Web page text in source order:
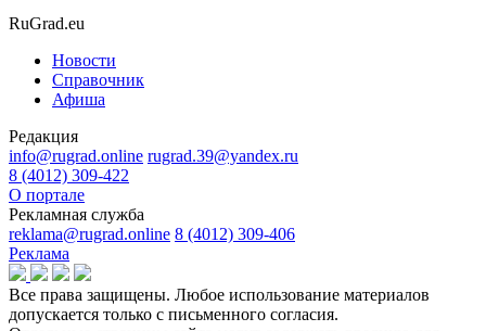
RuGrad.eu
Новости
Справочник
Афиша
Редакция
info@rugrad.online rugrad.39@yandex.ru
8 (4012) 309-422
О портале
Рекламная служба
reklama@rugrad.online 8 (4012) 309-406
Реклама
Все права защищены. Любое использование материалов
допускается только с письменного согласия.